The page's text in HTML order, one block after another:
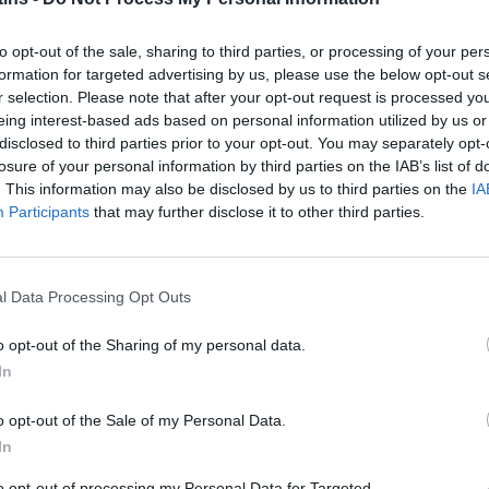
opt-out of the sale, sharing to third parties, or processing of your
for targeted advertising by us, please use the below opt-out
selection. Please note that after your opt-out request is processed
interest-based ads based on personal information utilized by us
to third parties prior to your opt-out. You may separately
of your personal information by third parties on the IAB’s list of
This information may also be disclosed by us to third parties on the
Participants that may further disclose it to other third parties.
Data Processing Opt Outs
opt-out of the Sharing of my personal data.
opt-out of the Sale of my Personal Data.
o sorteio do Campeonato Nacional Sub23